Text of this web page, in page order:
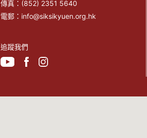
傳真： (852) 2351 5640
電郵： info@siksikyuen.org.hk
追蹤我們